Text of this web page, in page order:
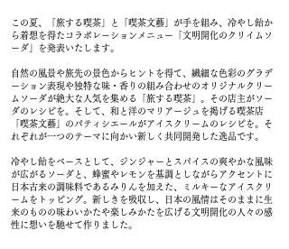
この夏、「旅する喫茶」と「喫茶文藝」が手を組み、冷やし飴か
ら着想を得たコラボレーションメニュー「文明開化のクリイムソ
ーダ」を発表いたします。
自然の風景や旅先の景色からヒントを得て、繊細な色彩のグラデ
ーション表現や独特な味・香りの組み合わせのオリジナルクリー
ムソーダが絶大な人気を集める「旅する喫茶」。その店主がソー
ダのレシピを。そして、和と洋のマリアージュを掲げる喫茶店
「喫茶文藝」のパティシエールがアイスクリームのレシピを。そ
れぞれが一つのテーマに向かい新しく共同開発した逸品です。
冷やし飴をベースとして、ジンジャーとスパイスの爽やかな風味
が広がるソーダと、蜂蜜やレモンを基調としながらアクセントに
日本古来の調味料であるみりんを加えた、ミルキーなアイスクリ
ームをトッピング。新しきを吸収し、日本の風情はそのままに生
来のものの味わいかたや楽しみかたを広げる文明開化の人々の感
性に想いを馳せて作りました。